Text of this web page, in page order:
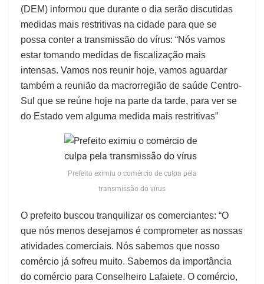
(DEM) informou que durante o dia serão discutidas
medidas mais restritivas na cidade para que se
possa conter a transmissão do vírus: “Nós vamos
estar tomando medidas de fiscalização mais
intensas. Vamos nos reunir hoje, vamos aguardar
também a reunião da macrorregião de saúde Centro-
Sul que se reúne hoje na parte da tarde, para ver se
do Estado vem alguma medida mais restritivas”
Prefeito eximiu o comércio de culpa pela
transmissão do vírus
O prefeito buscou tranquilizar os comerciantes: “O
que nós menos desejamos é comprometer as nossas
atividades comerciais. Nós sabemos que nosso
comércio já sofreu muito. Sabemos da importância
do comércio para Conselheiro Lafaiete. O comércio,